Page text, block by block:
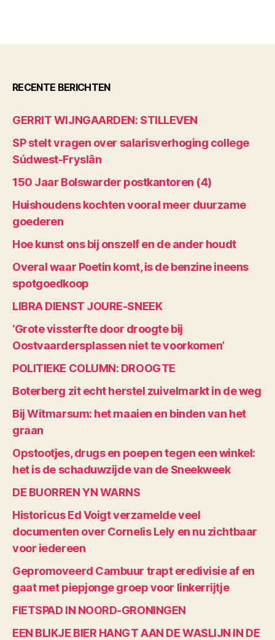
RECENTE BERICHTEN
GERRIT WIJNGAARDEN: STILLEVEN
SP stelt vragen over salarisverhoging college
Súdwest-Fryslân
150 Jaar Bolswarder postkantoren (4)
Huishoudens kochten vooral meer duurzame
goederen
Hoe kunst ons bij onszelf en de ander houdt
Overal waar Poetin komt, is de benzine ineens
spotgoedkoop
LIBRA DIENST JOURE-SNEEK
‘Grote vissterfte door droogte bij
Oostvaardersplassen niet te voorkomen’
POLITIEKE COLUMN: DROOGTE
Boterberg zit echt herstel zuivelmarkt in de weg
Bij Witmarsum: het maaien en binden van het
graan
Opstootjes, drugs en poepen tegen een winkel:
het is de schaduwzijde van de Sneekweek
DE BUORREN YN WARNS
Historicus Ed Voigt verzamelde veel
documenten over Cornelis Lely en nu zichtbaar
voor iedereen
Gepromoveerd Cambuur trapt eredivisie af en
gaat met piepjonge groep voor linkerrijtje
FIETSPAD IN NOORD-GRONINGEN
EEN BLIKJE BIER HANGT AAN DE WASLIJN IN DE